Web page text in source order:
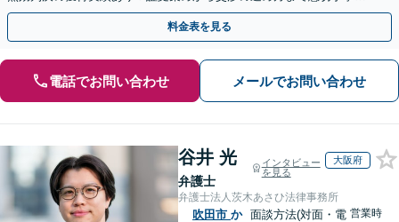
徹底サポート。【法テラス利用可】【WEB面談可】
料金表を見る
電話でお問い合わせ メールでお問い合わせ
谷井 光
弁護士
インタビュー
を見る
大阪府
弁護士法人茨木あさひ法律事務所
吹田市 か 面談方法(対面・電 営業時